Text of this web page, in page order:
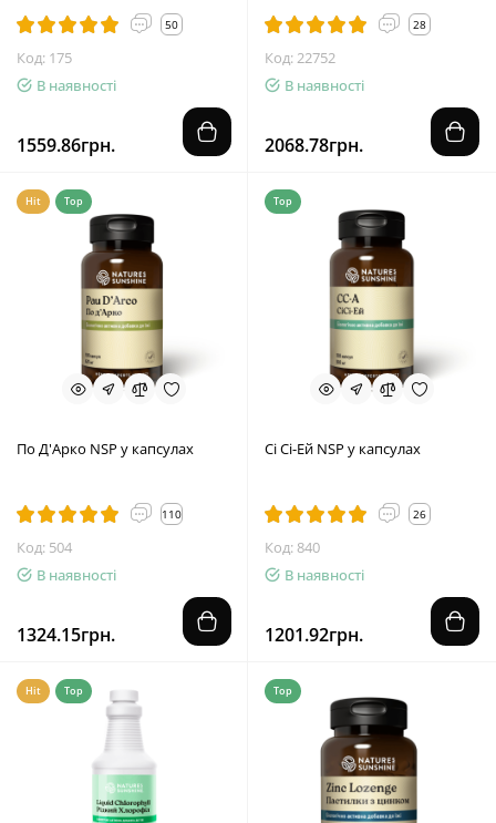
50
Код: 175
В наявності
1559.86грн.
28
Код: 22752
В наявності
2068.78грн.
Hit Top
По Д'Арко NSP у капсулах
110
Код: 504
В наявності
1324.15грн.
Top
Сі Сі-Ей NSP у капсулах
26
Код: 840
В наявності
1201.92грн.
Hit Top Top